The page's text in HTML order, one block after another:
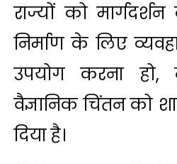
राज्यों को
निर्माण के लिए
उपयोग करना
वैज्ञानिक चिंतन को
दिया है।